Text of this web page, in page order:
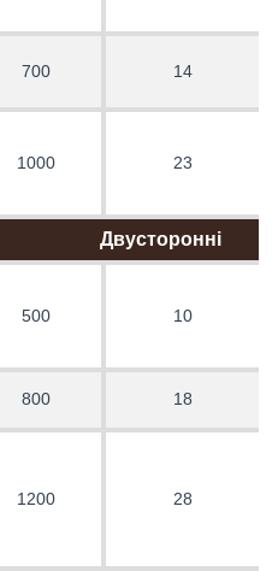
700 14
1000 23
Двусторонні
500 10
800 18
1200 28